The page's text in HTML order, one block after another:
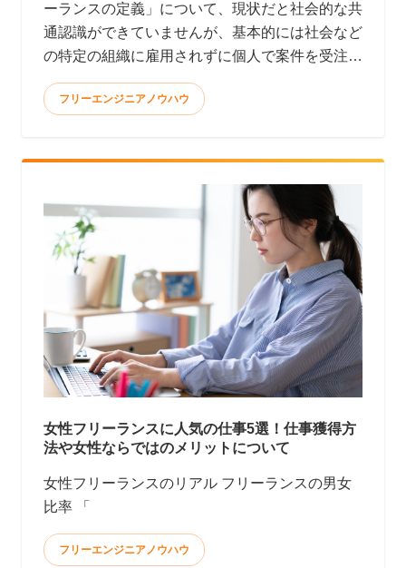
ーランスの定義」について、現状だと社会的な共
通認識ができていませんが、基本的には社会など
の特定の組織に雇用されずに個人で案件を受注し
フリーエンジニアノウハウ
女性フリーランスに人気の仕事5選！仕事獲得方
法や女性ならではのメリットについて
女性フリーランスのリアル フリーランスの男女
比率 「
フリーエンジニアノウハウ